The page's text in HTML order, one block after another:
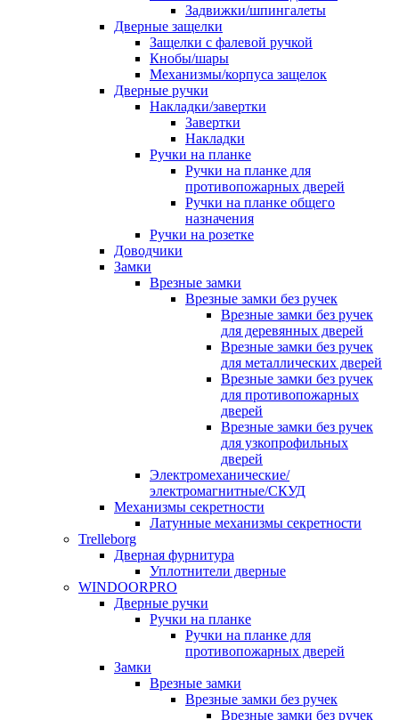
Задвижки/шпингалеты
Дверные защелки
Защелки с фалевой ручкой
Кнобы/шары
Механизмы/корпуса защелок
Дверные ручки
Накладки/завертки
Завертки
Накладки
Ручки на планке
Ручки на планке для
противопожарных дверей
Ручки на планке общего
назначения
Ручки на розетке
Доводчики
Замки
Врезные замки
Врезные замки без ручек
Врезные замки без ручек
для деревянных дверей
Врезные замки без ручек
для металлических дверей
Врезные замки без ручек
для противопожарных
дверей
Врезные замки без ручек
для узкопрофильных
дверей
Электромеханические/
электромагнитные/СКУД
Механизмы секретности
Латунные механизмы секретности
Trelleborg
Дверная фурнитура
Уплотнители дверные
WINDOORPRO
Дверные ручки
Ручки на планке
Ручки на планке для
противопожарных дверей
Замки
Врезные замки
Врезные замки без ручек
Врезные замки без ручек